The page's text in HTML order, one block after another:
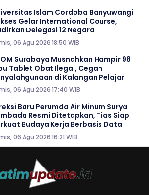
Islam Cordoba Banyuwangi
Gelar International Course,
Delegasi 12 Negara
06 Agu 2026 18:50 WIB
Surabaya Musnahkan Hampir 98
Tablet Obat Ilegal, Cegah
di Kalangan Pelajar
06 Agu 2026 17:40 WIB
Baru Perumda Air Minum Surya
Resmi Ditetapkan, Tias Siap
Budaya Kerja Berbasis Data
06 Agu 2026 16:21 WIB